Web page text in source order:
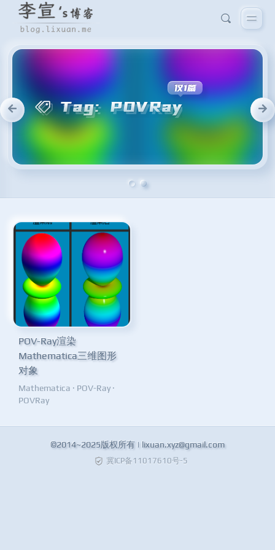
POV-Ray渲染
Mathematica三维图形
对象
Mathematica · POV-Ray ·
POVRay
©2014~2025版权所有 | lixuan.xyz@gmail.com
冀ICP备11017610号-5